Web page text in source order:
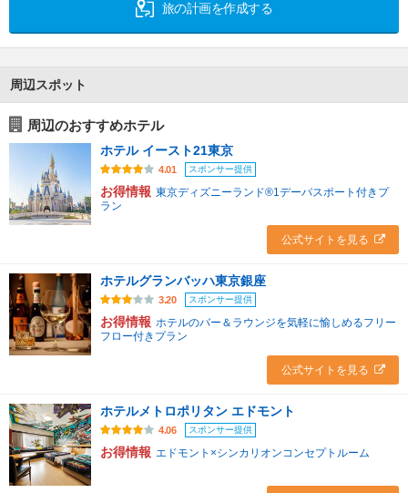
旅の計画を作成する
周辺スポット
周辺のおすすめホテル
ホテル イースト21東京
4.01 スポンサー提供
お得情報 東京ディズニーランド®1デーパスポート付きプ
ラン
公式サイトを見る
ホテルグランバッハ東京銀座
3.20 スポンサー提供
お得情報 ホテルのバー＆ラウンジを気軽に愉しめるフリー
フロー付きプラン
公式サイトを見る
ホテルメトロポリタン エドモント
4.06 スポンサー提供
お得情報 エドモント×シンカリオンコンセプトルーム